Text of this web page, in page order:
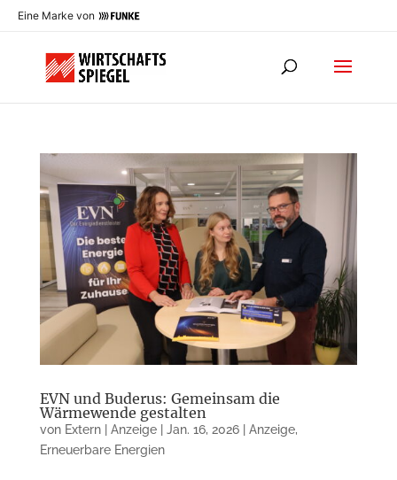
Eine Marke von
EVN und Buderus: Gemeinsam die
Wärmewende gestalten
von Extern | Anzeige| Jan. 16, 2026| Anzeige,
Erneuerbare Energien